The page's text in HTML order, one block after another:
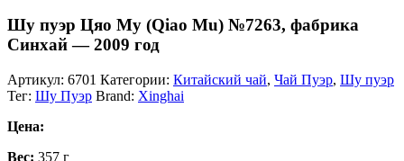
Шу пуэр Цяо Му (Qiao Mu) №7263, фабрика
Синхай — 2009 год
Артикул: 6701 Категории: Китайский чай, Чай Пуэр, Шу пуэр
Тег: Шу Пуэр Brand: Xinghai
Цена:
Вес: 357 г